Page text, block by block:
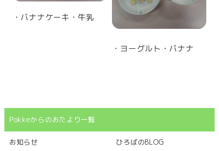
・バナナケーキ・牛乳
・ヨーグルト・バナナ
Pokkeからのおたより一覧
お知らせ ひろばのBLOG